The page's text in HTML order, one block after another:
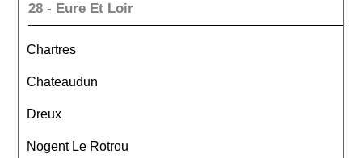
28 - Eure Et Loir
Chartres
Chateaudun
Dreux
Nogent Le Rotrou